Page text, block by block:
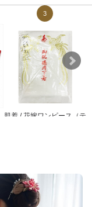
3
肌着 / 花嫁ワンピース（テ